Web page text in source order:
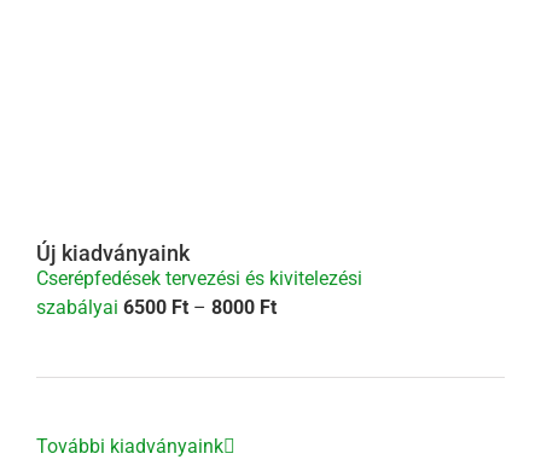
Új kiadványaink
Cserépfedések tervezési és kivitelezési
szabályai 6500 Ft – 8000 FtÁrtartomány:
További kiadványaink